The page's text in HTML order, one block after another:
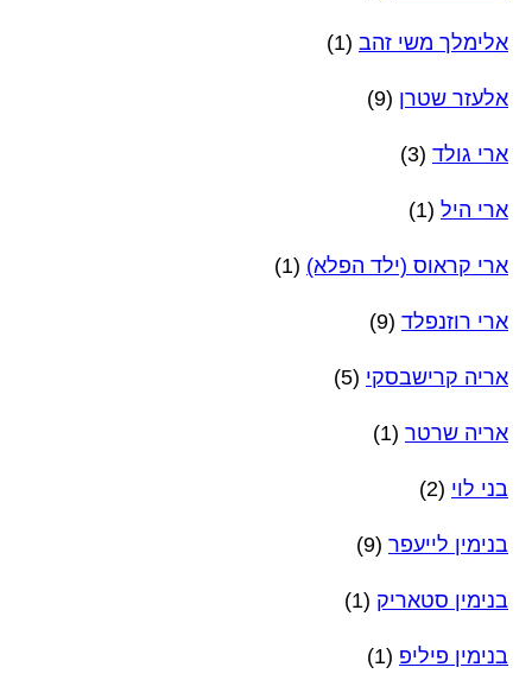
אלימלך משי זהב (1)
אלעזר שטרן (9)
ארי גולד (3)
ארי היל (1)
ארי קראוס (ילד הפלא) (1)
ארי רוזנפלד (9)
אריה קרישבסקי (5)
אריה שרטר (1)
בני לוי (2)
בנימין לייעפר (9)
בנימין סטאריק (1)
בנימין פיליפ (1)